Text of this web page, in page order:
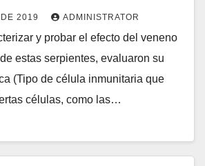
2019 ADMINISTRATOR
y probar el efecto del veneno
estas serpientes, evaluaron su
(Tipo de célula inmunitaria que
células, como las…